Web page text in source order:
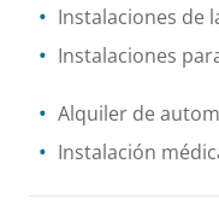
Instalaciones de
Instalaciones
Alquiler de
Instalación